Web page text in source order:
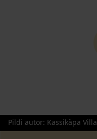
Pildi autor: Kassikäpa Villa